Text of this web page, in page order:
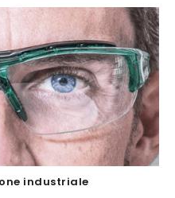
industriale